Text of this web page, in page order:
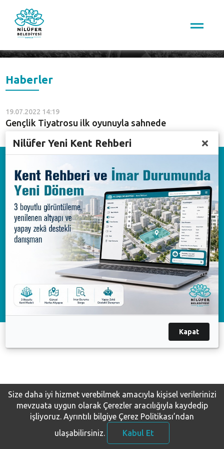
Haberler
19.07.2022 14:19
Gençlik Tiyatrosu ilk oyunuyla sahnede
Çağrı Merkezi
444 16 03
Nilüfer Belediyesi. Copyright ©2020 Tüm Hakları Saklıdır.
KVKK Bilgilendirme-Başvuru
Download on the
App Store
Available on the
Google Play
Available on the
AppGallery
Nilüfer Yeni Kent Rehberi
Kapat
Size daha iyi hizmet verebilmek amacıyla kişisel verilerinizi
mevzuata uygun olarak Çerezler aracılığıyla kaydedip
işliyoruz. Ayrıntılı bilgiye Çerez Politikası’ndan
ulaşabilirsiniz.
Kabul Et